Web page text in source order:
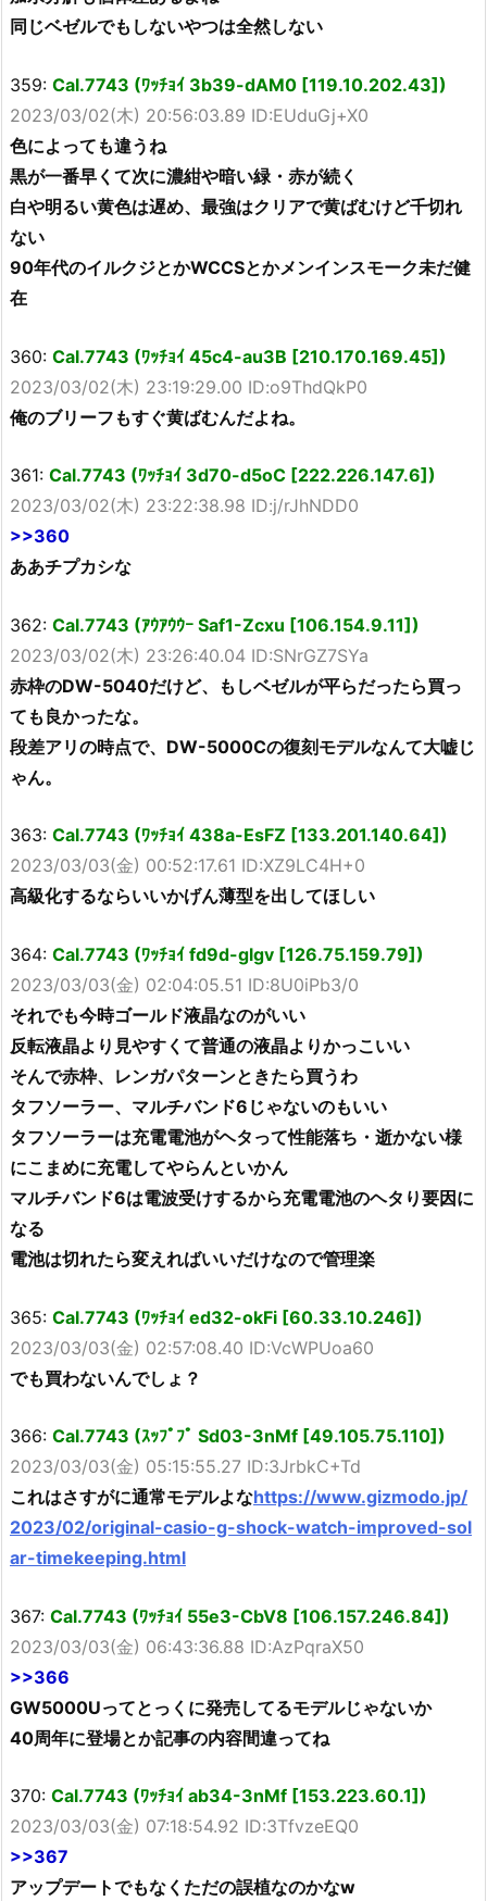
同じベゼルでもしないやつは全然しない
359: Cal.7743 (ﾜｯﾁｮｲ 3b39-dAM0 [119.10.202.43])
2023/03/02(木) 20:56:03.89 ID:EUduGj+X0
色によっても違うね
黒が一番早くて次に濃紺や暗い緑・赤が続く
白や明るい黄色は遅め、最強はクリアで黄ばむけど千切れ
ない
90年代のイルクジとかWCCSとかメンインスモーク未だ健
在
360: Cal.7743 (ﾜｯﾁｮｲ 45c4-au3B [210.170.169.45])
2023/03/02(木) 23:19:29.00 ID:o9ThdQkP0
俺のブリーフもすぐ黄ばむんだよね。
361: Cal.7743 (ﾜｯﾁｮｲ 3d70-d5oC [222.226.147.6])
2023/03/02(木) 23:22:38.98 ID:j/rJhNDD0
>>360
ああチプカシな
362: Cal.7743 (ｱｳｱｳｳｰ Saf1-Zcxu [106.154.9.11])
2023/03/02(木) 23:26:40.04 ID:SNrGZ7SYa
赤枠のDW-5040だけど、もしベゼルが平らだったら買っ
ても良かったな。
段差アリの時点で、DW-5000Cの復刻モデルなんて大嘘じ
ゃん。
363: Cal.7743 (ﾜｯﾁｮｲ 438a-EsFZ [133.201.140.64])
2023/03/03(金) 00:52:17.61 ID:XZ9LC4H+0
高級化するならいいかげん薄型を出してほしい
364: Cal.7743 (ﾜｯﾁｮｲ fd9d-glgv [126.75.159.79])
2023/03/03(金) 02:04:05.51 ID:8U0iPb3/0
それでも今時ゴールド液晶なのがいい
反転液晶より見やすくて普通の液晶よりかっこいい
そんで赤枠、レンガパターンときたら買うわ
タフソーラー、マルチバンド6じゃないのもいい
タフソーラーは充電電池がヘタって性能落ち・逝かない様
にこまめに充電してやらんといかん
マルチバンド6は電波受けするから充電電池のヘタり要因に
なる
電池は切れたら変えればいいだけなので管理楽
365: Cal.7743 (ﾜｯﾁｮｲ ed32-okFi [60.33.10.246])
2023/03/03(金) 02:57:08.40 ID:VcWPUoa60
でも買わないんでしょ？
366: Cal.7743 (ｽｯﾌﾟﾌﾟ Sd03-3nMf [49.105.75.110])
2023/03/03(金) 05:15:55.27 ID:3JrbkC+Td
これはさすがに通常モデルよなhttps://www.gizmodo.jp/
2023/02/original-casio-g-shock-watch-improved-sol
ar-timekeeping.html
367: Cal.7743 (ﾜｯﾁｮｲ 55e3-CbV8 [106.157.246.84])
2023/03/03(金) 06:43:36.88 ID:AzPqraX50
>>366
GW5000Uってとっくに発売してるモデルじゃないか
40周年に登場とか記事の内容間違ってね
370: Cal.7743 (ﾜｯﾁｮｲ ab34-3nMf [153.223.60.1])
2023/03/03(金) 07:18:54.92 ID:3TfvzeEQ0
>>367
アップデートでもなくただの誤植なのかなw